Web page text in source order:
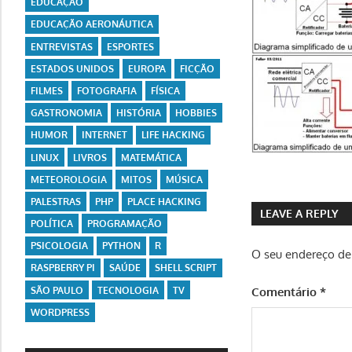
LEAVE A REPLY
O seu endereço
Comentário*
EDUCAÇÃO AERONÁUTICA
ENTREVISTAS
ESPORTES
ESTADOS UNIDOS
EUROPA
FICÇÃO
FILMES
FOTOGRAFIA
FÍSICA
GASTRONOMIA
HISTÓRIA
HOBBIES
HUMOR
INTERNET
LIFE HACKING
LINUX
LIVROS
MATEMÁTICA
METEOROLOGIA
MITOS
MÚSICA
PALESTRAS
PHP
PLACE HACKING
POLÍTICA
PROGRAMAÇÃO
PSICOLOGIA
PYTHON
R
RASPBERRY PI
SAÚDE
SHELL SCRIPT
SÃO PAULO
TECNOLOGIA
TV
WORDPRESS